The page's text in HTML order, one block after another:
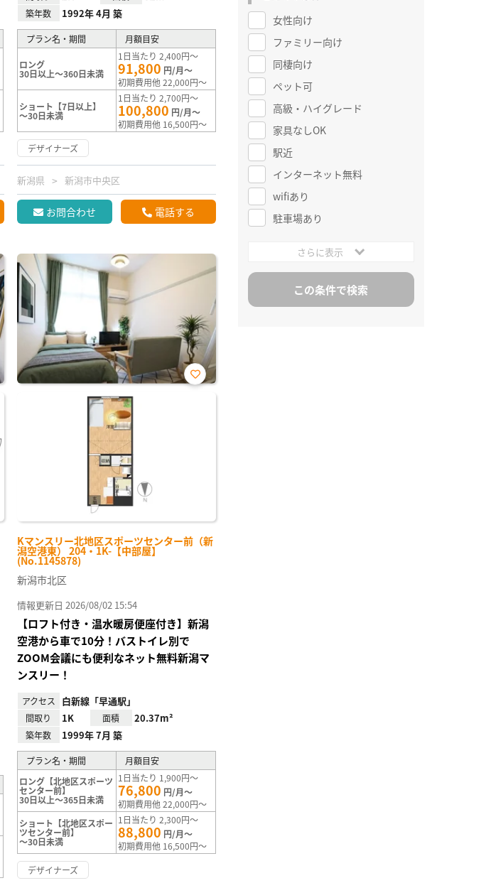
築年数 1992年 4月 築
プラン名・期間 月額目安
ロング
30日以上～360日未満
1日当たり 2,400円～
91,800 円/月～
初期費用他 22,000円～
ショート【7日以上】
～30日未満
1日当たり 2,700円～
100,800 円/月～
初期費用他 16,500円～
デザイナーズ
新潟県 新潟市中央区
お問合わせ 電話する
Kマンスリー北地区スポーツセンター前（新
潟空港東） 204・1K-【中部屋】
(No.1145878)
お気
新潟市北区
情報更新日 2026/08/02 15:54
【ロフト付き・温水暖房便座付き】新潟
空港から車で10分！バストイレ別で
ZOOM会議にも便利なネット無料新潟マ
ンスリー！
アクセス 白新線「早通駅」
間取り 1K 面積 20.37m²
築年数 1999年 7月 築
プラン名・期間
月額目安
ロング【北地区スポーツ
センター前】
30日以上～365日未満
1日当たり 1,900円～
76,800 円/月～
初期費用他 22,000円～
ショート【北地区スポー
ツセンター前】
～30日未満
1日当たり 2,300円～
88,800 円/月～
初期費用他 16,500円～
デザイナーズ
女性向け
ファミリー向け
同棲向け
ペット可
高級・ハイグレード
家具なしOK
駅近
インターネット無料
wifiあり
駐車場あり
さらに表示